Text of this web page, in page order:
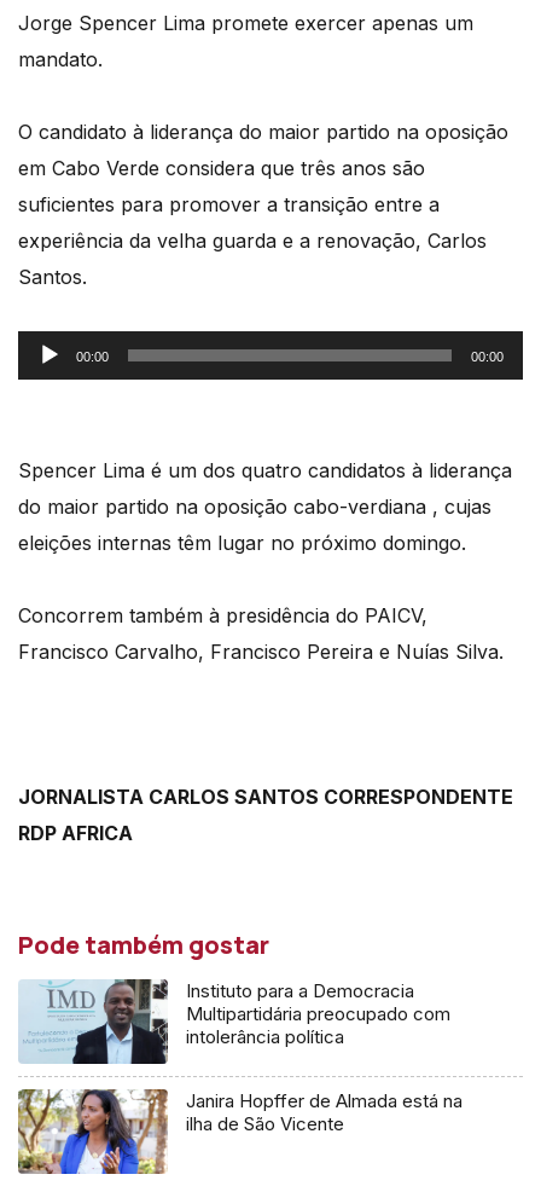
Jorge Spencer Lima promete exercer apenas um
mandato.
O candidato à liderança do maior partido na oposição
em Cabo Verde considera que três anos são
suficientes para promover a transição entre a
experiência da velha guarda e a renovação, Carlos
Santos.
Reprodutor
de
00:00 00:00
Spencer Lima é um dos quatro candidatos à liderança
do maior partido na oposição cabo-verdiana , cujas
eleições internas têm lugar no próximo domingo.
Concorrem também à presidência do PAICV,
Francisco Carvalho, Francisco Pereira e Nuías Silva.
JORNALISTA CARLOS SANTOS CORRESPONDENTE
RDP AFRICA
Pode também gostar
Instituto para a Democracia
Multipartidária preocupado com
intolerância política
Janira Hopffer de Almada está na
ilha de São Vicente